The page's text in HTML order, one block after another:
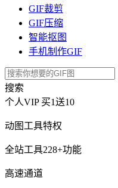
GIF裁剪
GIF压缩
智能抠图
手机制作GIF
搜索
个人VIP 买1送10
动图工具特权
全站工具228+功能
高速通道